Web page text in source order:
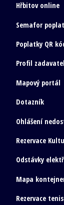
Hřbitov online
Semafor
Poplatky QR
Profil
Mapový portál
Dotazník
Ohlášení
Rezervace
Odstávky
Mapa
Rezervace